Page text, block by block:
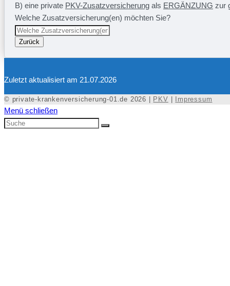
B) eine private PKV-Zusatzversicherung als ERGÄNZUNG zur
Welche Zusatzversicherung(en) möchten Sie?
Zurück
Zuletzt aktualisiert am 21.07.2026
© private-krankenversicherung-01.de 2026 | PKV Impressum
Menü schließen